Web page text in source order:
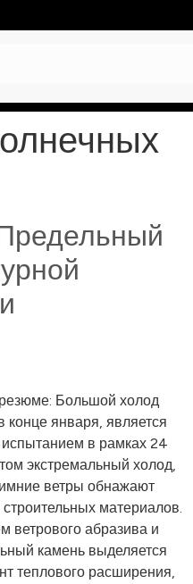
Большой холод
января, является
в рамках 24
экстремальный холод,
ветры обнажают
материалов.
ветрового абразива и
камень выделяется
теплового расширения,